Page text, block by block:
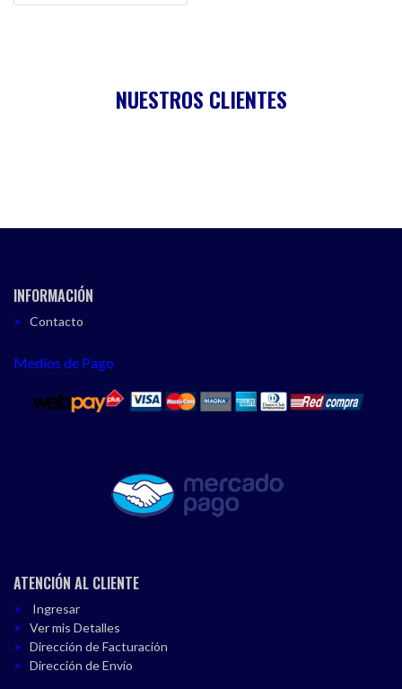
NUESTROS CLIENTES
INFORMACIÓN
Contacto
Medios de Pago
ATENCIÓN AL CLIENTE
Ingresar
Ver mis Detalles
Dirección de Facturación
Dirección de Envío